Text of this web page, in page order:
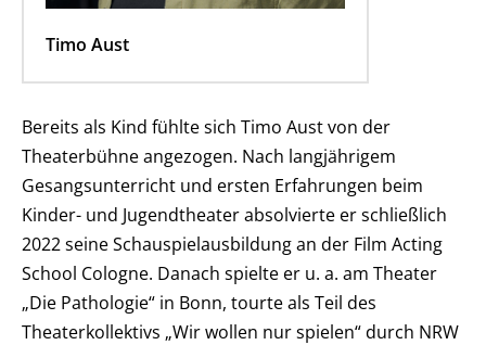
Timo Aust
Bereits als Kind fühlte sich Timo Aust von der
Theaterbühne angezogen. Nach langjährigem
Gesangsunterricht und ersten Erfahrungen beim
Kinder- und Jugendtheater absolvierte er schließlich
2022 seine Schauspielausbildung an der Film Acting
School Cologne. Danach spielte er u. a. am Theater
„Die Pathologie“ in Bonn, tourte als Teil des
Theaterkollektivs „Wir wollen nur spielen“ durch NRW